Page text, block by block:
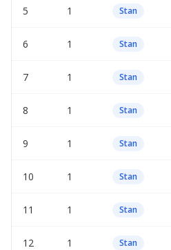
5 1 Stan
6 1 Stan
7 1 Stan
8 1 Stan
9 1 Stan
10 1 Stan
11 1 Stan
12 1 Stan